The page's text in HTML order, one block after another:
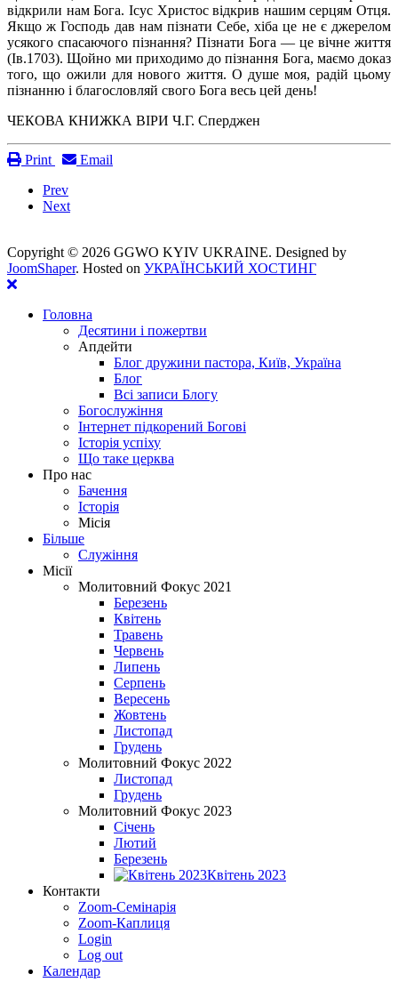
відкрили нам Бога. Ісус Христос відкрив нашим серцям Отця.
Якщо ж Господь дав нам пізнати Себе, хіба це не є джерелом
усякого спасаючого пізнання? Пізнати Бога — це вічне життя
(Ів.1703). Щойно ми приходимо до пізнання Бога, маємо доказ
того, що ожили для нового життя. О душе моя, радій цьому
пізнанню і благословляй свого Бога весь цей день!
ЧЕКОВА КНИЖКА ВІРИ Ч.Г. Сперджен
Print
Email
Prev
Next
Copyright © 2026 GGWO KYIV UKRAINE. Designed by
JoomShaper. Hosted on УКРАЇНСЬКИЙ ХОСТИНГ
Головна
Десятини і пожертви
Апдейти
Блог дружини пастора, Київ, Україна
Блог
Всі записи Блогу
Богослужіння
Інтернет підкорений Богові
Історія успіху
Що таке церква
Про нас
Бачення
Історія
Місія
Більше
Служіння
Місії
Молитовний Фокус 2021
Березень
Квітень
Травень
Червень
Липень
Серпень
Вересень
Жовтень
Листопад
Грудень
Молитовний Фокус 2022
Листопад
Грудень
Молитовний Фокус 2023
Січень
Лютий
Березень
Квітень 2023
Контакти
Zoom-Семінарія
Zoom-Каплиця
Login
Log out
Календар